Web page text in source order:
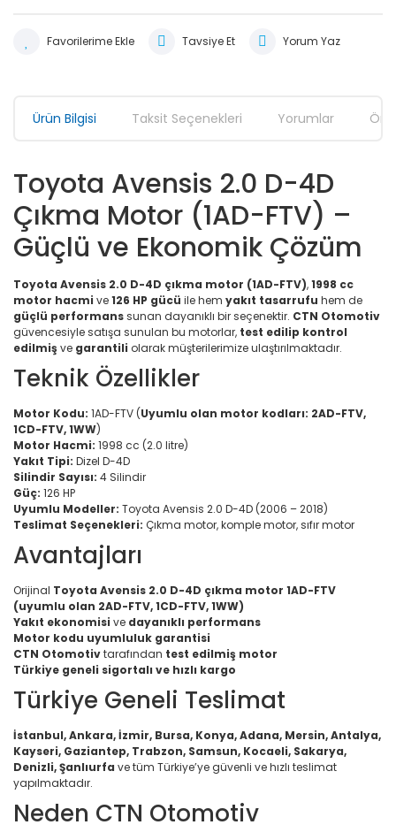
Tavsiye Et Yorum Yaz
Ürün Bilgisi Taksit Seçenekleri Yorumlar
Toyota Avensis 2.0 D-4D
Çıkma Motor (1AD-FTV) –
Güçlü ve Ekonomik Çözüm
Toyota Avensis 2.0 D-4D çıkma motor (1AD-FTV),1998 cc
motor hacmi ve126 HP gücü ile hem yakıt tasarrufu hem de
güçlü performanssunan dayanıklı bir seçenektir. CTN Otomotiv
güvencesiyle satışa sunulan bu motorlar, test edilip kontrol
edilmiş ve garantili olarak müşterilerimize ulaştırılmaktadır.
Teknik Özellikler
Motor Kodu: 1AD-FTV (Uyumlu olan motor kodları: 2AD-FTV,
1CD-FTV, 1WW)
Motor Hacmi: 1998 cc (2.0 litre)
Yakıt Tipi: Dizel D-4D
Silindir Sayısı: 4 Silindir
Güç: 126 HP
Uyumlu Modeller: Toyota Avensis 2.0 D-4D (2006 – 2018)
Teslimat Seçenekleri: Çıkma motor, komple motor, sıfır motor
Avantajları
Orijinal Toyota Avensis 2.0 D-4D çıkma motor 1AD-FTV
(uyumlu olan 2AD-FTV, 1CD-FTV, 1WW)
Yakıt ekonomisi ve dayanıklı performans
Motor kodu uyumluluk garantisi
CTN Otomotivtarafından test edilmiş motor
Türkiye geneli sigortalı ve hızlı kargo
Türkiye Geneli Teslimat
İstanbul, Ankara, İzmir, Bursa, Konya, Adana, Mersin, Antalya,
Kayseri, Gaziantep, Trabzon, Samsun, Kocaeli, Sakarya,
Denizli, Şanlıurfa ve tüm Türkiye’ye güvenli ve hızlı teslimat
yapılmaktadır.
Neden CTN Otomotiv